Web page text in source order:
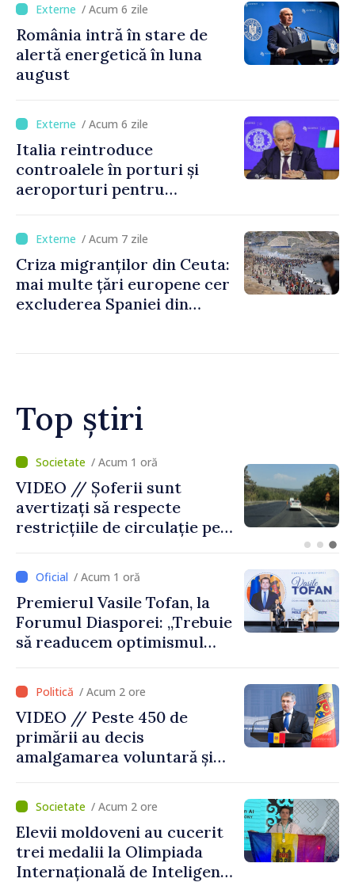
/ Acum 6 zile
România intră în stare de
alertă energetică în luna
august
/ Acum 6 zile
Italia reintroduce
controalele în porturi și
aeroporturi pentru
crizei migranților din Ceuta
/ Acum 7 zile
Criza migranților din Ceuta:
mai multe țări europene cer
excluderea Spaniei din
Top știri
/ Acum 23 minute
Prim-ministrul Republicii
Moldova, Vasile Tofan, și
prim-ministrul Belgiei, Bart
despre parcursul european
al Republicii Moldova.
/ Acum 1 oră
Premierul Vasile Tofan, la
Forumul Diasporei: „Trebuie
să readucem optimismul
Republica Moldova merge în
direcția corectă”
/ Acum 2 ore
VIDEO // Peste 450 de
primării au decis
amalgamarea voluntară și
pentru investiții. Igor
Grosu: „Este important să
depășim blocajele și să dăm o
șansă localităților să se
dezvolte”
/ Acum 2 ore
Elevii moldoveni au cucerit
trei medalii la Olimpiada
Internațională de Inteligență